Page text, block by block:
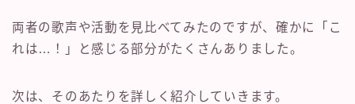
両者の歌声や活動を見比べてみたのですが、確かに「こ
れは…！」と感じる部分がたくさんありました。
次は、そのあたりを詳しく紹介していきます。